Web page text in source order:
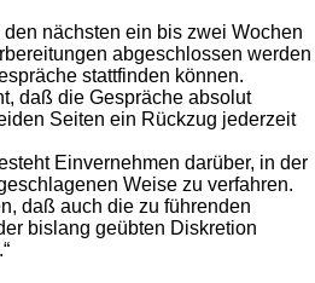
nächsten ein bis zwei Wochen
abgeschlossen werden
stattfinden können.
daß die Gespräche absolut
Seiten ein Rückzug jederzeit
Einvernehmen darüber, in der
Weise zu verfahren.
daß auch die zu führenden
bislang geübten Diskretion